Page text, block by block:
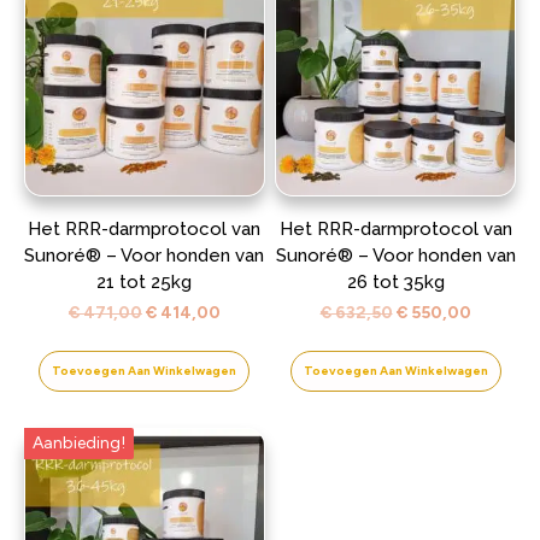
Het RRR-darmprotocol van
Sunoré® – Voor honden van
21 tot 25kg
€471,00Oorspronkelijke
was:
€ 471,00.
€414,00Huidige
is:
€ 414,00.
Toevoegen Aan Winkelwagen
Het RRR-darmprotocol van
Sunoré® – Voor honden van
26 tot 35kg
€632,50 Oorspronkelijke
was:
€ 632,50.
€550,00Huidige
is:
€
Toevoegen Aan Winkelwagen
Aanbieding!